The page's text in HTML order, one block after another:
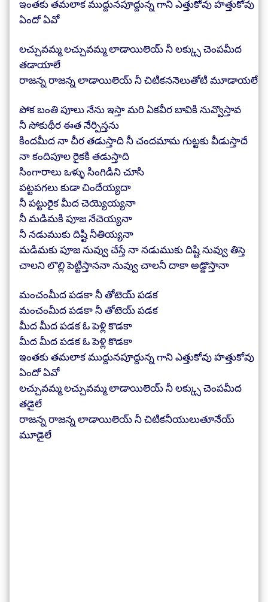
ఇంతకు తమలాక ముద్దునపూద్దున్న గాని ఎత్తుకోవు హత్తుకోవు
ఏందో ఏవో
లచ్చువమ్మ లచ్చువమ్మ లాడాయిలెయ్ నీ లక్క్సు చెంపమీద
తడాయాలే
రాజన్న రాజన్న లాడాయిలెయ్ నీ చిటికననెలుతోటి మూడాయలే
పోక బంతి పూలు నేను ఇస్తా మరి ఏకవీర బావికి నువ్వొస్తావ
నీ సోకుథీర ఈత నేర్పిస్తను
కిందమీద నా చీర తడుస్తాది నీ చందమామ గుట్టకు వీడుస్తాదే
నా కందిపూల రైకకి తడుస్తాది
సింగారాలు ఒళ్ళు సింగిడిని చూసి
పట్టపగలు కుడా చిందేయ్యదా
నీ పట్టురైక మీద చెయ్యెయ్యనా
నీ మడిమకి పూజ నేచెయ్యనా
నీ నడుముకు దిష్టి నీతియ్యనా
మడిమకు పూజ నువ్వు చేస్తే నా నడుముకు దిష్టి నువ్వు తిస్తె
చాలని లొల్లి పెట్టిస్తాననా నువ్వు చాలనీ దాకా అడ్డొస్తానా
మంచంమీద పడకా నీ తోటెయ్ పడక
మంచంమీద పడకా నీ తోటెయ్ పడక
మీద మీద పడక ఓ పెళ్లి కొడకా
మీద మీద పడక ఓ పెళ్లి కొడకా
ఇంతకు తమలాక ముద్దునపూద్దున్న గాని ఎత్తుకోవు హత్తుకోవు
ఏందో ఏవో
లచ్చువమ్మ లచ్చువమ్మ లాడాయిలెయ్ నీ లక్క్సు చెంపమీద
తడైలే
రాజన్న రాజన్న లాడాయిలెయ్ నీ చిటికనీయులుతూనేయ్
మూడైలే